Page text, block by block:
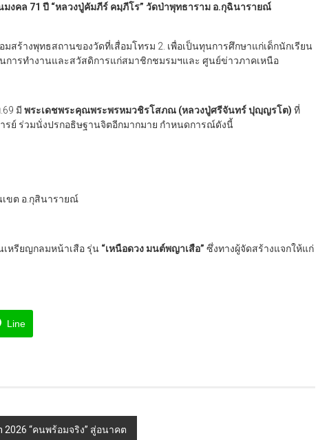
มงคล 71 ปี “หลวงปู่คัมภีร์ คมฺภีโร” วัดป่าพุทธาราม อ.กุฉินารายณ์
สร้างพุทธสถานของวัดที่เสื่อมโทรม 2. เพื่อเป็นทุนการศึกษาแก่เด็กนักเรียน
การทำงานและสวัสดิการแก่สมาชิกชมรมฯและ ศูนย์ข่าวภาคเหนือ
มี พระเดชพระคุณพระพรหมวชิรโสภณ (หลวงปู่ศรีจันทร์ ปุญฺญรโต) ที่
รย์ ร่วมนั่งปรกอธิษฐานจิตอีกมากมาย กำหนดการณ์ดังนี้
เขต อ.กุสินารายณ์
เหรียญกลมหน้าเสือ รุ่น “เหนือดวง มนต์พญาเสือ” ซึ่งทางผู้จัดสร้างแจกให้แก่
Line
2026 “คนพร้อมจริง” สู่อนาคต